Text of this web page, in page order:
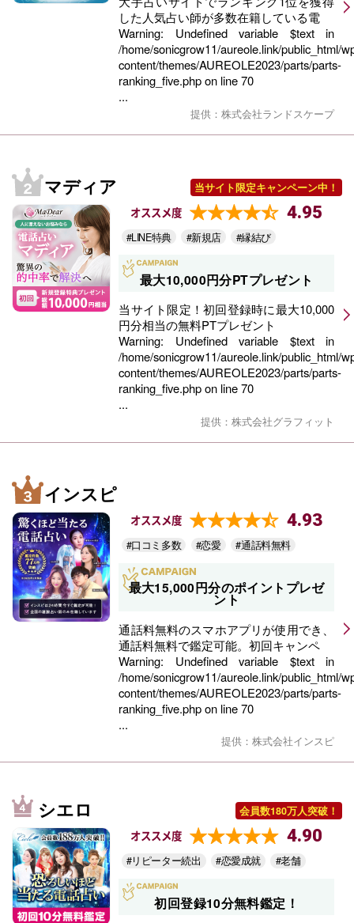
した人気占い師が多数在籍している電
Warning: Undefined variable $text in
/home/sonicgrow11/aureole.link/public_html/
content/themes/AUREOLE2023/parts/parts-
ranking_five.phpon line70
...
提供：株式会社ランドスケープ
マディア 当サイト限定キャンペーン中！
オススメ度 4.95
#LINE特典 #新規店 #縁結び
最大10,000円分PTプレゼント
当サイト限定！初回登録時に最大10,000
円分相当の無料PTプレゼント
Warning: Undefined variable $text in
/home/sonicgrow11/aureole.link/public_html/
content/themes/AUREOLE2023/parts/parts-
ranking_five.phpon line70
...
提供：株式会社グラフィット
インスピ
オススメ度 4.93
#口コミ多数 #恋愛 #通話料無料
最大15,000円分のポイントプレゼ
ント
通話料無料のスマホアプリが使用でき、
通話料無料で鑑定可能。初回キャンペ
Warning: Undefined variable $text in
/home/sonicgrow11/aureole.link/public_html/
content/themes/AUREOLE2023/parts/parts-
ranking_five.phpon line70
...
提供：株式会社インスピ
シエロ 会員数180万人突破！
オススメ度 4.90
#リピーター続出 #恋愛成就 #老舗
初回登録10分無料鑑定！